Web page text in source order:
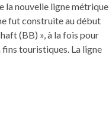
la nouvelle ligne métrique
fut construite au début
(BB) », à la fois pour
touristiques. La ligne